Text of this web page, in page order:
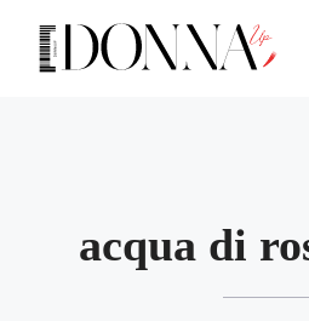
contenuto
acqua di